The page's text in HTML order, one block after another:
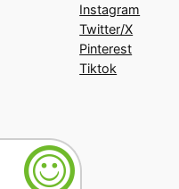
Instagram
Twitter/X
Pinterest
Tiktok